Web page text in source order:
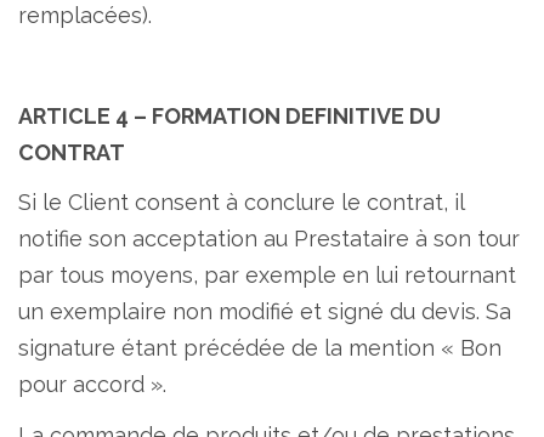
remplacées).
ARTICLE 4 – FORMATION DEFINITIVE DU
CONTRAT
Si le Client consent à conclure le contrat, il
notifie son acceptation au Prestataire à son tour
par tous moyens, par exemple en lui retournant
un exemplaire non modifié et signé du devis. Sa
signature étant précédée de la mention « Bon
pour accord ».